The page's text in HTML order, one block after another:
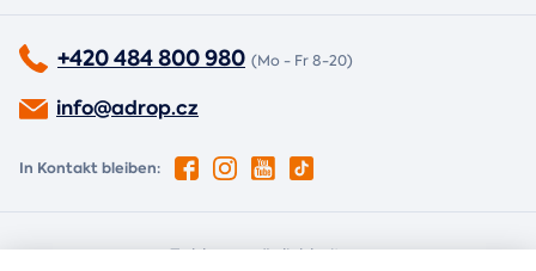
+420 484 800 980 (Mo - Fr 8-20)
info@adrop.cz
In Kontakt bleiben:
Zahlungsmöglichkeiten: